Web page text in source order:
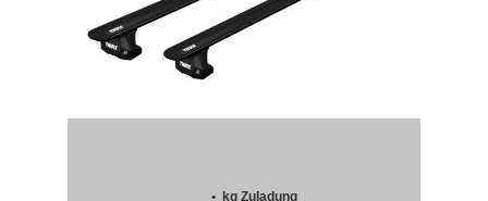
• kg Zuladung